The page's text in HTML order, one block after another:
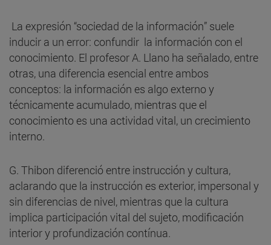
La expresión “sociedad de la información” suele
inducir a un error: confundir la información con el
conocimiento. El profesor A. Llano ha señalado, entre
otras, una diferencia esencial entre ambos
conceptos: la información es algo externo y
técnicamente acumulado, mientras que el
conocimiento es una actividad vital, un crecimiento
interno.
G. Thibon diferenció entre instrucción y cultura,
aclarando que la instrucción es exterior, impersonal y
sin diferencias de nivel, mientras que la cultura
implica participación vital del sujeto, modificación
interior y profundización contínua.